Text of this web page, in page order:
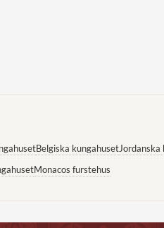
Belgiska kungahusetJordanska
Monacos furstehus